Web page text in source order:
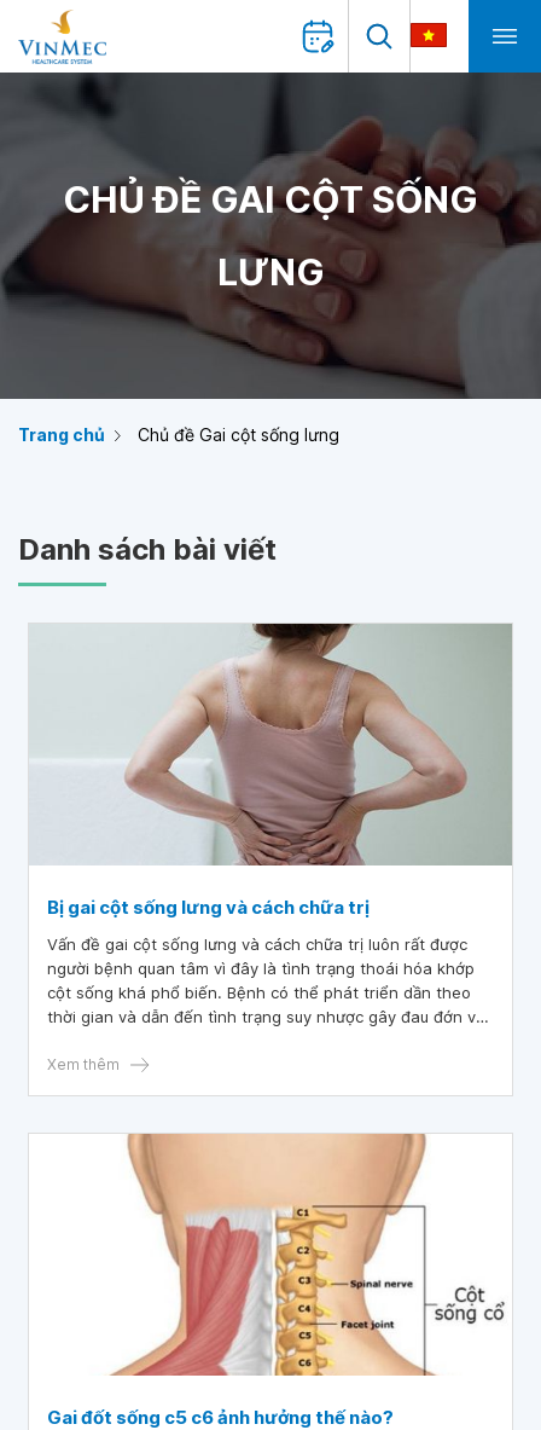
CHỦ ĐỀ GAI CỘT SỐNG
LƯNG
Trang chủ Chủ đề Gai cột sống lưng
Danh sách bài viết
Bị gai cột sống lưng và cách chữa trị
Vấn đề gai cột sống lưng và cách chữa trị luôn rất được
người bệnh quan tâm vì đây là tình trạng thoái hóa khớp
cột sống khá phổ biến. Bệnh có thể phát triển dần theo
thời gian và dẫn đến tình trạng suy nhược gây đau đớn và
Xem thêm
Gai đốt sống c5 c6 ảnh hưởng thế nào?